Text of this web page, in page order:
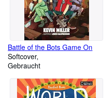
Battle of the Bots Game On
Softcover
Gebraucht